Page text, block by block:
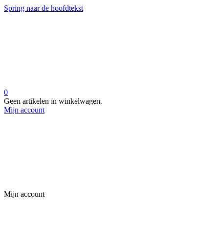
Spring naar de hoofdtekst
0
Geen artikelen in winkelwagen.
Mijn account
Mijn account